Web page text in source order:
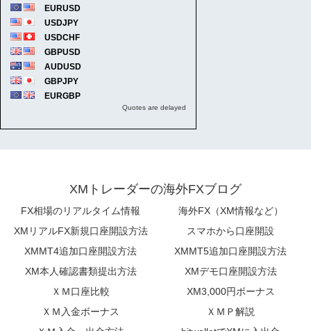
XMトレーダーの海外FXブログ
FX相場のリアルタイム情報
海外FX（XM情報など）
XMリアルFX新規口座開設方法
スマホから口座開設
XMMT4追加口座開設方法
XMMT5追加口座開設方法
XM本人確認書類提出方法
XMデモ口座開設方法
ＸＭ口座比較
XM3,000円ボーナス
ＸＭ入金ボーナス
ＸＭＰ解説